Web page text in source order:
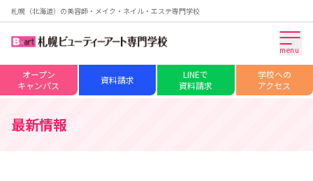
札幌（北海道）の美容師・メイク・ネイル・エステ専門学校
menu
オープン
キャンパス
資料請求
LINEで
資料請求
学校への
アクセス
最新情報